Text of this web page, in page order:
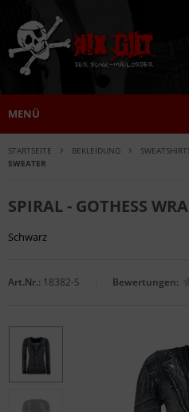
MENÜ
STARTSEITE BEKLEIDUNG
SWEATER
SPIRAL - GOTHESS
Schwarz
Art.Nr.: 18382-S Bewertungen: